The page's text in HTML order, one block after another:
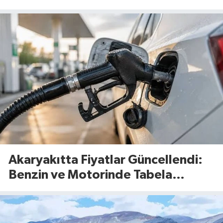
Akaryakıtta Fiyatlar Güncellendi:
Benzin ve Motorinde Tabela